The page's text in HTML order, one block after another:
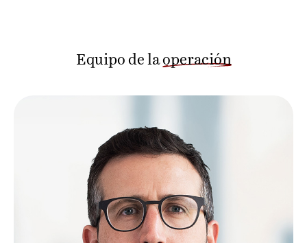
Equipo de la operación